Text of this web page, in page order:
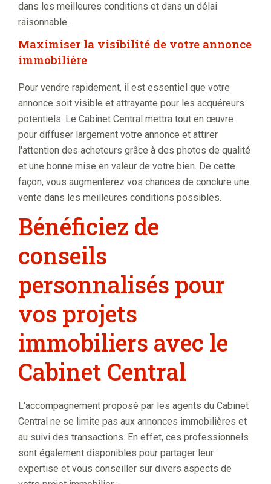
dans les meilleures conditions et dans un délai
raisonnable.
Maximiser la visibilité de votre annonce
immobilière
Pour vendre rapidement, il est essentiel que votre
annonce soit visible et attrayante pour les acquéreurs
potentiels. Le Cabinet Central mettra tout en œuvre
pour diffuser largement votre annonce et attirer
l'attention des acheteurs grâce à des photos de qualité
et une bonne mise en valeur de votre bien. De cette
façon, vous augmenterez vos chances de conclure une
vente dans les meilleures conditions possibles.
Bénéficiez de
conseils
personnalisés pour
vos projets
immobiliers avec le
Cabinet Central
L'accompagnement proposé par les agents du Cabinet
Central ne se limite pas aux annonces immobilières et
au suivi des transactions. En effet, ces professionnels
sont également disponibles pour partager leur
expertise et vous conseiller sur divers aspects de